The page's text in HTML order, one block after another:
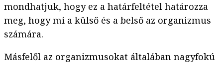
mondhatjuk, hogy ez a határfeltétel határozza
meg, hogy mi a külső és a belső az organizmus
számára.
Másfelől az organizmusokat általában nagyfokú